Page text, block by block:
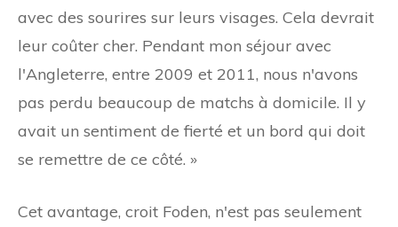
avec des sourires sur leurs visages. Cela devrait
leur coûter cher. Pendant mon séjour avec
l'Angleterre, entre 2009 et 2011, nous n'avons
pas perdu beaucoup de matchs à domicile. Il y
avait un sentiment de fierté et un bord qui doit
se remettre de ce côté. »
Cet avantage, croit Foden, n'est pas seulement